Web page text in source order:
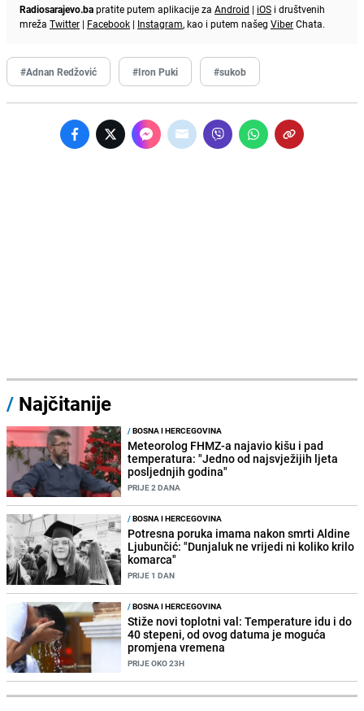
Radiosarajevo.bapratite putem aplikacije za Android | iOS i društvenih
mreža Twitter | Facebook | Instagram, kao i putem našeg ViberChata.
#Adnan Redžović #Iron Puki #sukob
/ Najčitanije
/BOSNA I HERCEGOVINA
Meteorolog FHMZ-a najavio kišu i pad
temperatura: "Jedno od najsvježijih ljeta
posljednjih godina"
PRIJE 2 DANA
/BOSNA I HERCEGOVINA
Potresna poruka imama nakon smrti Aldine
Ljubunčić: "Dunjaluk ne vrijedi ni koliko krilo
komarca"
PRIJE 1 DAN
/BOSNA I HERCEGOVINA
Stiže novi toplotni val: Temperature idu i do
40 stepeni, od ovog datuma je moguća
promjena vremena
PRIJE OKO 23H